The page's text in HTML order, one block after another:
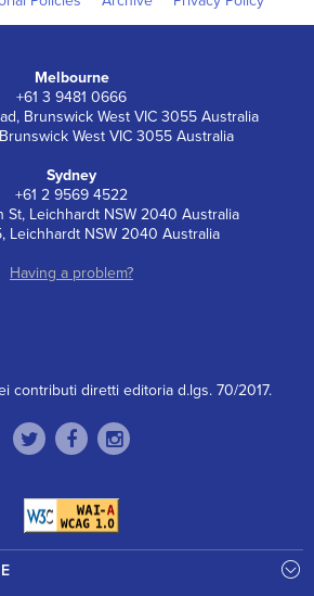
Melbourne
+61 3 9481 0666
Brunswick West VIC 3055 Australia
West VIC 3055 Australia
Sydney
+61 2 9569 4522
St, Leichhardt NSW 2040 Australia
Leichhardt NSW 2040 Australia
Having a problem?
contributi diretti editoria d.lgs. 70/2017.